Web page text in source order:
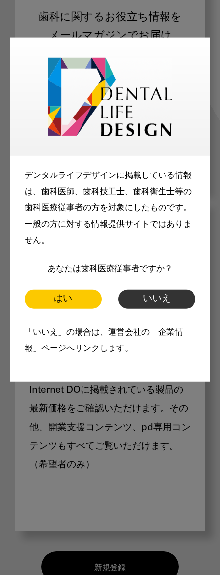
デンタルライフデザインに掲載している情報
は、歯科医師、歯科技工士、歯科衛生士等の
歯科医療従事者の方を対象にしたものです。
一般の方に対する情報提供サイトではありま
せん。
あなたは歯科医療従事者ですか？
はい いいえ
「いいえ」の場合は、運営会社の「企業情
報」ページへリンクします。
歯科に関するお役立ち情報を
メールマガジンでお届け
ご登録いただいた職種（歯科医師、歯
科衛生士、歯科技工士）に合わせた内
容のメールマガジンをお届けします。
メリット
製品価格も閲覧可能
Internet DOに掲載されている製品の
最新価格をご確認いただけます。その
他、開業支援コンテンツ、pd専用コン
テンツもすべてご覧いただけます。
（希望者のみ）
新規登録